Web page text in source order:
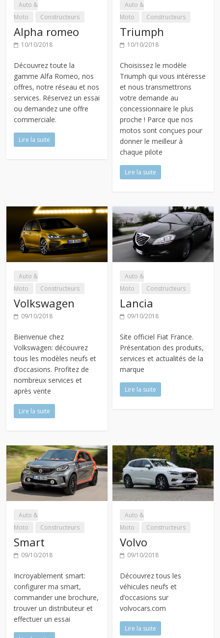
Auto &
Moto
Constructeurs
Alpha romeo
10/10/2018
Découvrez toute la
gamme Alfa Romeo, nos
offres, notre réseau et nos
services. Réservez un essai
ou demandez une offre
commerciale.
Lire la suite
Auto &
Moto
Constructeurs
Triumph
10/10/2018
Choisissez le modèle
Triumph qui vous intéresse
et nous transmettrons
votre demande au
concessionnaire le plus
proche ! Parce que nos
motos sont conçues pour
donner le meilleur à
chaque pilote
Lire la suite
Auto &
Moto
Constructeurs
Volkswagen
09/10/2018
Bienvenue chez
Volkswagen: découvrez
tous les modèles neufs et
d’occasions. Profitez de
nombreux services et
après vente
Lire la suite
Auto &
Moto
Constructeurs
Lancia
09/10/2018
Site officiel Fiat France.
Présentation des produits,
services et actualités de la
marque
Lire la suite
Auto &
Moto
Constructeurs
Smart
09/10/2018
Incroyablement smart:
configurer ma smart,
commander une brochure,
trouver un distributeur et
effectuer un essai
Auto &
Moto
Constructeurs
Volvo
09/10/2018
Découvrez tous les
véhicules neufs et
d’occasions sur
volvocars.com
Lire la suite